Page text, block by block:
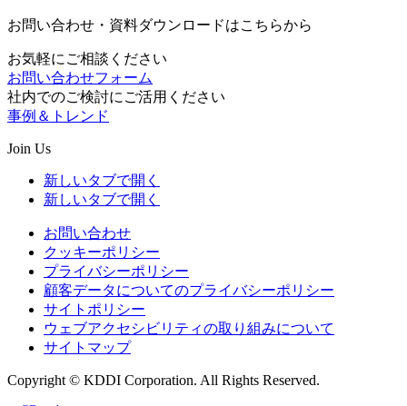
お問い合わせ・資料ダウンロードはこちらから
お気軽にご相談ください
お問い合わせフォーム
社内でのご検討にご活用ください
事例＆トレンド
Join Us
新しいタブで開く
新しいタブで開く
お問い合わせ
クッキーポリシー
プライバシーポリシー
顧客データについてのプライバシーポリシー
サイトポリシー
ウェブアクセシビリティの取り組みについて
サイトマップ
Copyright © KDDI Corporation. All Rights Reserved.